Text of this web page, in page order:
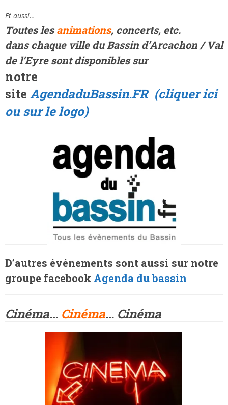
Et aussi…
Toutes lesanimations, concerts, etc.
danschaque villedu Bassin d’Arcachon / Val
de l’Eyre sont disponibles sur
notre
site AgendaduBassin.FR (cliquer ici
ou sur le logo)
D’autres événements sont aussi sur notre
groupe facebook Agenda du bassin
Cinéma… Cinéma… Cinéma